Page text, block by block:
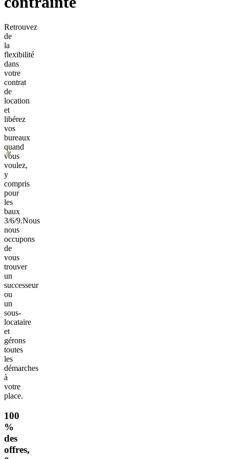
Retrouvez
de
la
flexibilité
dans
votre
contrat
de
location
et
libérez
vos
bureaux
quand
vous
voulez,
y
compris
pour
les
baux
3/6/9.Nous
nous
occupons
de
vous
trouver
un
successeur
ou
un
sous-
locataire
et
gérons
toutes
les
démarches
à
votre
place.
100
%
des
offres,